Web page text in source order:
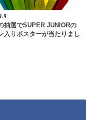
抽選でSUPER JUNIORの
入りポスターが当たりまし